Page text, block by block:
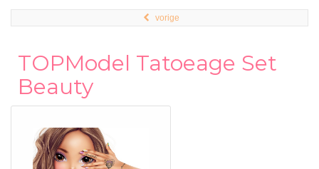
vorige
TOPModel Tatoeage Set
Beauty